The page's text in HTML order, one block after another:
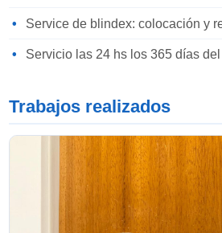
Service de blindex: colocación y
Servicio las 24 hs los 365 días
Trabajos realizados